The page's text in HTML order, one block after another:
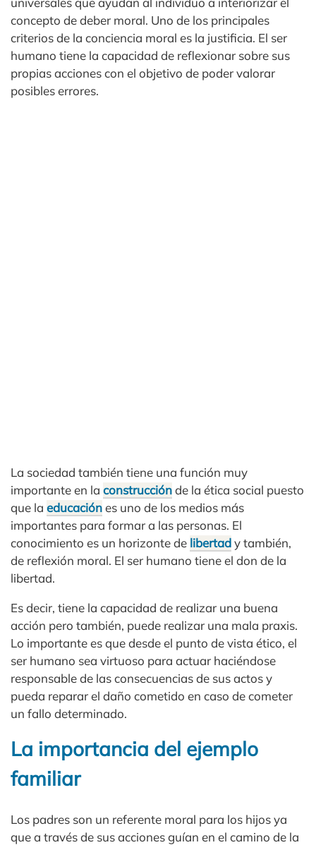
concepto de deber moral. Uno de los principales
criterios de la conciencia moral es la justificia. El ser
humano tiene la capacidad de reflexionar sobre sus
propias acciones con el objetivo de poder valorar
posibles errores.
La sociedad también tiene una función muy
importante en la construcciónde la ética social puesto
que la educaciónes uno de los medios más
importantes para formar a las personas. El
conocimiento es un horizonte de libertady también,
de reflexión moral. El ser humano tiene el don de la
libertad.
Es decir, tiene la capacidad de realizar una buena
acción pero también, puede realizar una mala praxis.
Lo importante es que desde el punto de vista ético, el
ser humano sea virtuoso para actuar haciéndose
responsable de las consecuencias de sus actos y
pueda reparar el daño cometido en caso de cometer
un fallo determinado.
La importancia del ejemplo
familiar
Los padres son un referente moral para los hijos ya
que a través de sus acciones guían en el camino de la